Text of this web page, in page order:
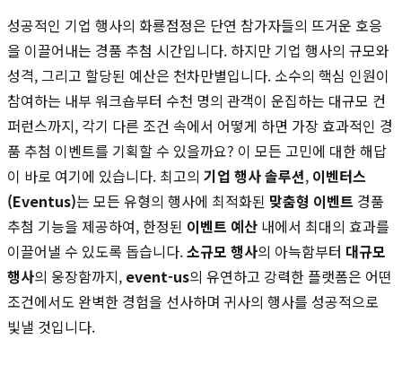
성공적인 기업 행사의 화룡점정은 단연 참가자들의 뜨거운 호응
을 이끌어내는 경품 추첨 시간입니다. 하지만 기업 행사의 규모와
성격, 그리고 할당된 예산은 천차만별입니다. 소수의 핵심 인원이
참여하는 내부 워크숍부터 수천 명의 관객이 운집하는 대규모 컨
퍼런스까지, 각기 다른 조건 속에서 어떻게 하면 가장 효과적인 경
품 추첨 이벤트를 기획할 수 있을까요? 이 모든 고민에 대한 해답
이 바로 여기에 있습니다. 최고의 기업 행사 솔루션, 이벤터스
(Eventus)는 모든 유형의 행사에 최적화된 맞춤형 이벤트 경품
추첨 기능을 제공하여, 한정된 이벤트 예산 내에서 최대의 효과를
이끌어낼 수 있도록 돕습니다.소규모 행사의 아늑함부터 대규모
행사의 웅장함까지, event-us의 유연하고 강력한 플랫폼은 어떤
조건에서도 완벽한 경험을 선사하며 귀사의 행사를 성공적으로
빛낼 것입니다.